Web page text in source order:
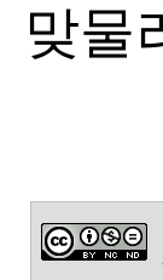
맞물